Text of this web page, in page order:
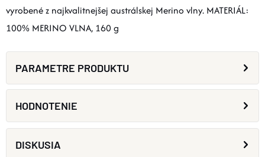
vyrobené z najkvalitnejšej austrálskej Merino vlny. MATERIÁL:
100% MERINO VLNA, 160 g
PARAMETRE PRODUKTU
HODNOTENIE
DISKUSIA